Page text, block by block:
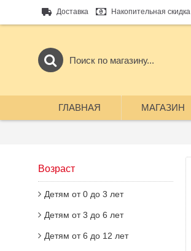
Доставка Накопительная скидка
ГЛАВНАЯ МАГАЗИН
Возраст
Детям от 0 до 3 лет
Детям от 3 до 6 лет
Детям от 6 до 12 лет